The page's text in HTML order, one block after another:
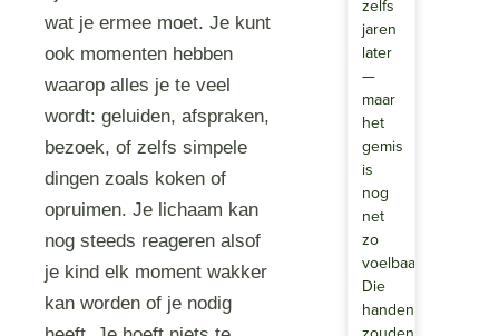
wat je ermee moet. Je kunt
ook momenten hebben
waarop alles je te veel
wordt: geluiden, afspraken,
bezoek, of zelfs simpele
dingen zoals koken of
opruimen. Je lichaam kan
nog steeds reageren alsof
je kind elk moment wakker
kan worden of je nodig
zelfs
jaren
later
—
maar
het
gemis
is
nog
net
zo
voelbaar.
Die
handen